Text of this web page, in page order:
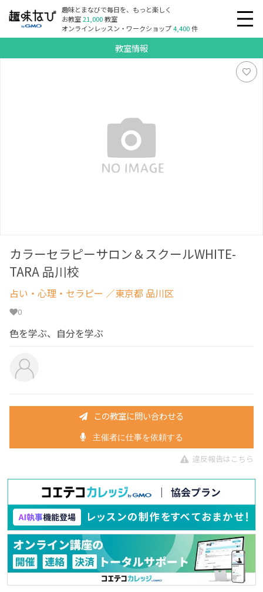
趣味とまなびで毎日を、もっと楽しく
お教室21,000教室
オンラインレッスン・ワークショップ4,400件
教室情報
カラーセラピーサロン＆スクールWHITE-
TARA 品川校
占い・心理・セラピー ／東京都 品川区
0
色を学ぶ、自分を学ぶ
この教室に問い合わせる
主催者に仕事を依頼する
違反報告はこちら